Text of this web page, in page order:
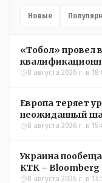
Новые
«Тобол» провел
УЕФА
8 августа 2026 г. в
Европа теряет
неожиданный
8 августа 2026 г. в
Украина
КТК – Bloomberg
8 августа 2026 г. в